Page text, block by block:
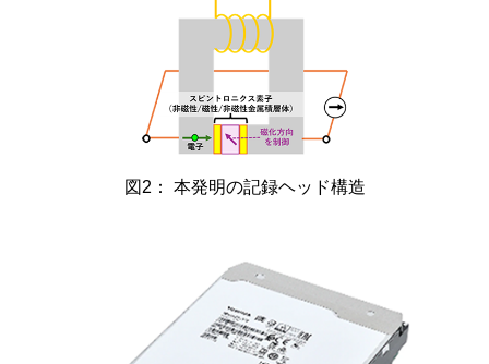
図2： 本発明の記録ヘッド構造